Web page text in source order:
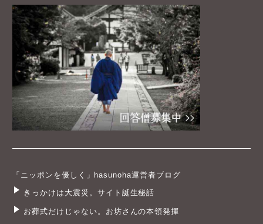
「ニッポンを優しく」hasunoha運営者ブログ
きっかけは大震災。サイト誕生秘話
お葬式だけじゃない。お坊さんの本領発揮